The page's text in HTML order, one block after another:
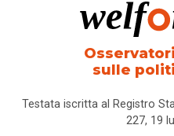
sulle
Testata iscritta al Registro
227, 19